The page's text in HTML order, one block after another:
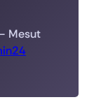
Mesut